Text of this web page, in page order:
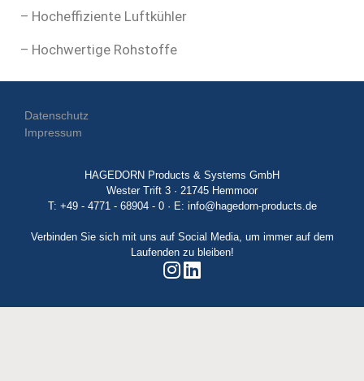
– Hocheffiziente Luftkühler
– Hochwertige Rohstoffe
Datenschutz
Impressum
HAGEDORN Products & Systems GmbH
Wester Trift 3 · 21745 Hemmoor
T: +49 - 4771 - 68904 - 0 · E: info@hagedorn-products.de
Verbinden Sie sich mit uns auf Social Media, um immer auf dem
Laufenden zu bleiben!